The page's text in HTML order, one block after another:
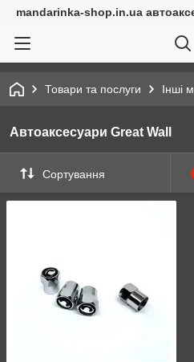
mandarinka-shop.in.ua
Товари та послуги Інші
Автоаксесуари Great Wall
Сортування